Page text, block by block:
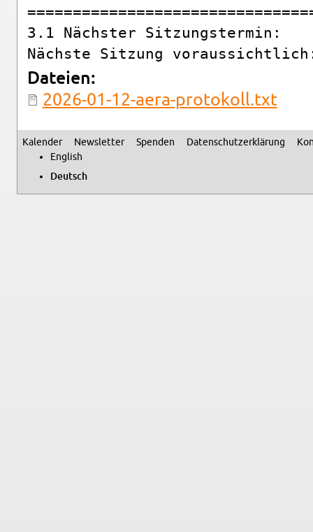
3.1 Nächster Sitzungstermin:
Da­tei­en:
2026-​01-​12-​aera-​protokoll.​txt
Se­kun­där­me­nü
Ka­len­der News­let­ter Spen­den Da­ten­schutz­er­klä­rung
Eng­lish
Deutsch